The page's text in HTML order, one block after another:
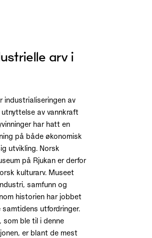
arv i
industrialiseringen av
av vannkraft
har hatt en
på både økonomisk
utvikling. Norsk
på Rjukan er derfor
kulturarv. Museet
samfunn og
historien har jobbet
utfordringer.
som ble til i denne
er blant de mest